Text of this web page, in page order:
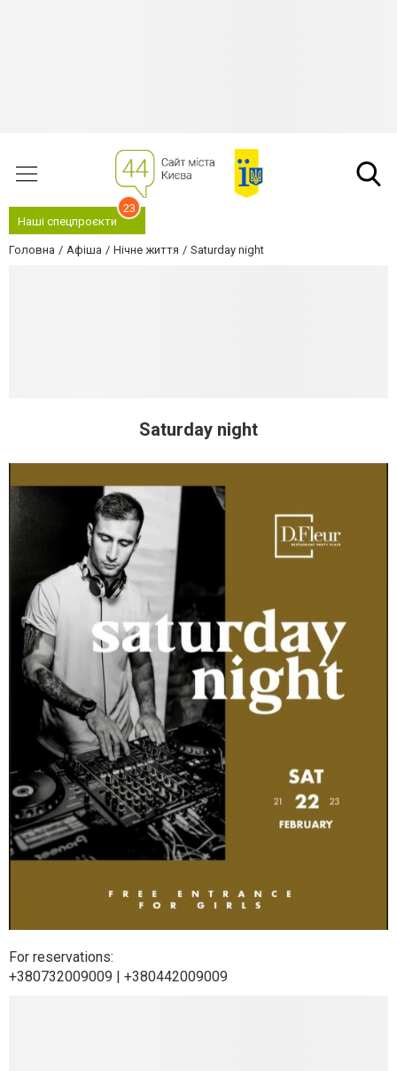
Наші спецпроєкти
23
Головна Афіша Нічне життя Saturday night
Saturday night
For reservations:
+380732009009 | +380442009009